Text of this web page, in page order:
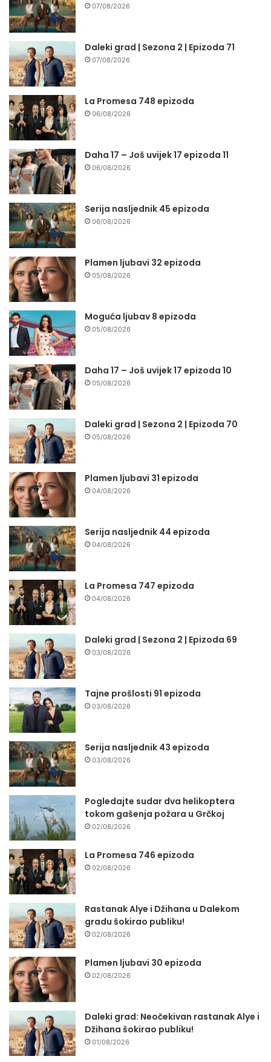
07/08/2026
Daleki grad | Sezona 2 | Epizoda 71
07/08/2026
La Promesa 748 epizoda
06/08/2026
Daha 17 – Još uvijek 17 epizoda 11
06/08/2026
Serija nasljednik 45 epizoda
06/08/2026
Plamen ljubavi 32 epizoda
05/08/2026
Moguća ljubav 8 epizoda
05/08/2026
Daha 17 – Još uvijek 17 epizoda 10
05/08/2026
Daleki grad | Sezona 2 | Epizoda 70
05/08/2026
Plamen ljubavi 31 epizoda
04/08/2026
Serija nasljednik 44 epizoda
04/08/2026
La Promesa 747 epizoda
04/08/2026
Daleki grad | Sezona 2 | Epizoda 69
03/08/2026
Tajne prošlosti 91 epizoda
03/08/2026
Serija nasljednik 43 epizoda
03/08/2026
Pogledajte sudar dva helikoptera
tokom gašenja požara u Grčkoj
02/08/2026
La Promesa 746 epizoda
02/08/2026
Rastanak Alye i Džihana u Dalekom
gradu šokirao publiku!
02/08/2026
Plamen ljubavi 30 epizoda
02/08/2026
Daleki grad: Neočekivan rastanak Alye i
Džihana šokirao publiku!
01/08/2026